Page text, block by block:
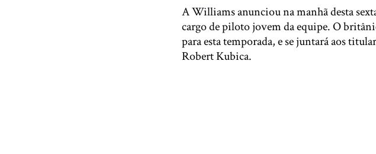
A Williams anunciou na manhã desta
cargo de piloto jovem da equipe. O
para esta temporada, e se juntará aos
Robert Kubica.